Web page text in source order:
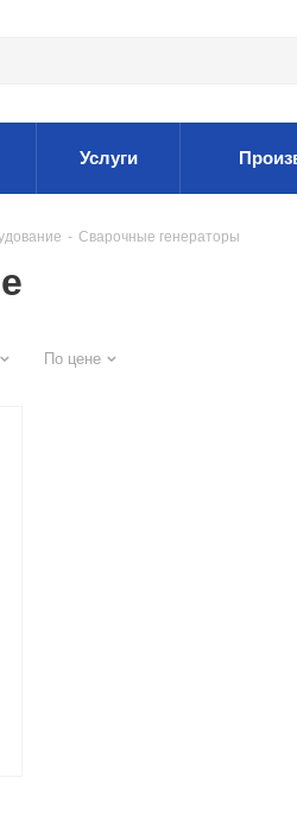
Услуги
- Сварочные генераторы
По цене